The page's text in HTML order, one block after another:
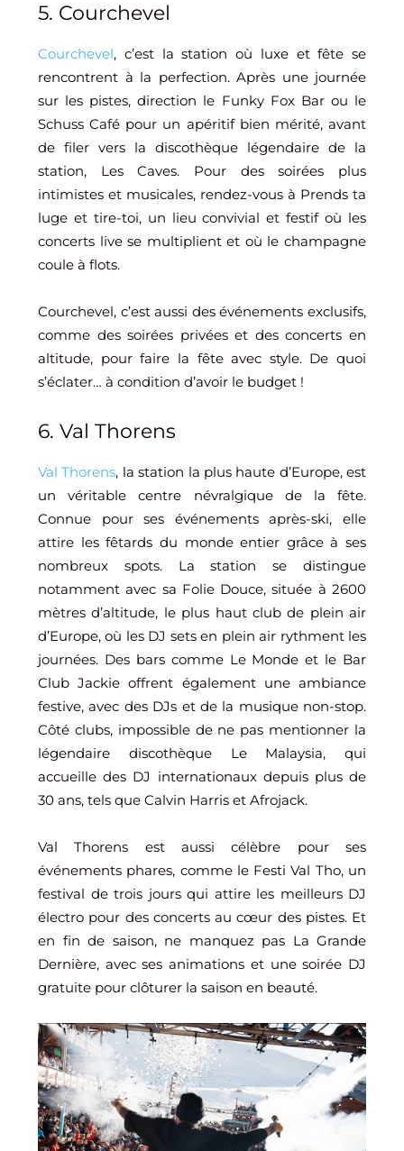
5. Courchevel
Courchevel, c’est la station où luxe et fête se
rencontrent à la perfection. Après une journée
sur les pistes, direction le Funky Fox Bar ou le
Schuss Café pour un apéritif bien mérité, avant
de filer vers la discothèque légendaire de la
station, Les Caves. Pour des soirées plus
intimistes et musicales, rendez-vous à Prends ta
luge et tire-toi, un lieu convivial et festif où les
concerts live se multiplient et où le champagne
coule à flots.
Courchevel, c’est aussi des événements exclusifs,
comme des soirées privées et des concerts en
altitude, pour faire la fête avec style. De quoi
s’éclater… à condition d’avoir le budget !
6. Val Thorens
Val Thorens, la station la plus haute d’Europe, est
un véritable centre névralgique de la fête.
Connue pour ses événements après-ski, elle
attire les fêtards du monde entier grâce à ses
nombreux spots. La station se distingue
notamment avec sa Folie Douce, située à 2600
mètres d’altitude, le plus haut club de plein air
d’Europe, où les DJ sets en plein air rythment les
journées. Des bars comme Le Monde et le Bar
Club Jackie offrent également une ambiance
festive, avec des DJs et de la musique non-stop.
Côté clubs, impossible de ne pas mentionner la
légendaire discothèque Le Malaysia, qui
accueille des DJ internationaux depuis plus de
30 ans, tels que Calvin Harris et Afrojack.
Val Thorens est aussi célèbre pour ses
événements phares, comme le Festi Val Tho, un
festival de trois jours qui attire les meilleurs DJ
électro pour des concerts au cœur des pistes. Et
en fin de saison, ne manquez pas La Grande
Dernière, avec ses animations et une soirée DJ
gratuite pour clôturer la saison en beauté.